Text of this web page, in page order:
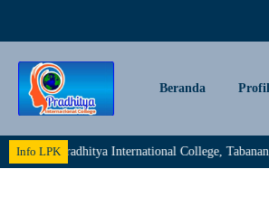
Beranda Profil
Info LPKInternational College, Tabanan,